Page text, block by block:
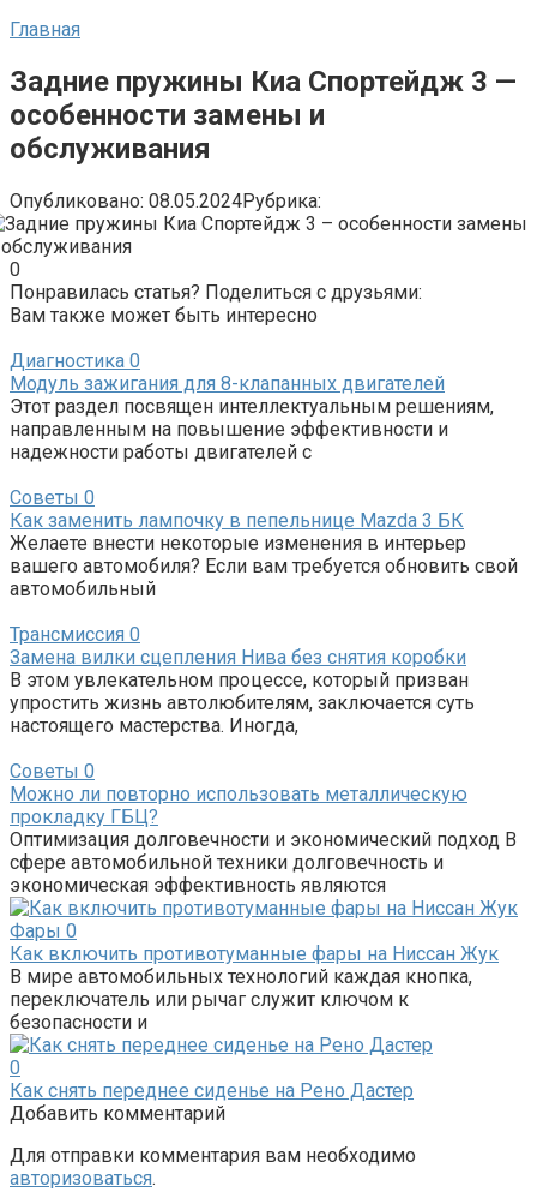
Главная
Задние пружины Киа Спортейдж 3 —
особенности замены и
обслуживания
Опубликовано: 08.05.2024Рубрика:
0
Понравилась статья? Поделиться с друзьями:
Вам также может быть интересно
Диагностика 0
Модуль зажигания для 8-клапанных двигателей
Этот раздел посвящен интеллектуальным решениям,
направленным на повышение эффективности и
надежности работы двигателей с
Советы 0
Как заменить лампочку в пепельнице Mazda 3 БК
Желаете внести некоторые изменения в интерьер
вашего автомобиля? Если вам требуется обновить свой
автомобильный
Трансмиссия 0
Замена вилки сцепления Нива без снятия коробки
В этом увлекательном процессе, который призван
упростить жизнь автолюбителям, заключается суть
настоящего мастерства. Иногда,
Советы 0
Можно ли повторно использовать металлическую
прокладку ГБЦ?
Оптимизация долговечности и экономический подход В
сфере автомобильной техники долговечность и
экономическая эффективность являются
Фары 0
Как включить противотуманные фары на Ниссан Жук
В мире автомобильных технологий каждая кнопка,
переключатель или рычаг служит ключом к
безопасности и
0
Как снять переднее сиденье на Рено Дастер
Добавить комментарий
Для отправки комментария вам необходимо
авторизоваться.